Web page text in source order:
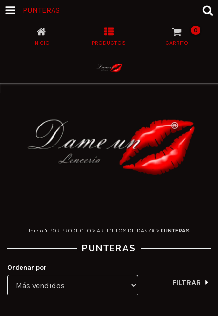
PUNTERAS
INICIO PRODUCTOS CARRITO
0
Inicio > POR PRODUCTO > ARTICULOS DE DANZA > PUNTERAS
PUNTERAS
Ordenar por
FILTRAR